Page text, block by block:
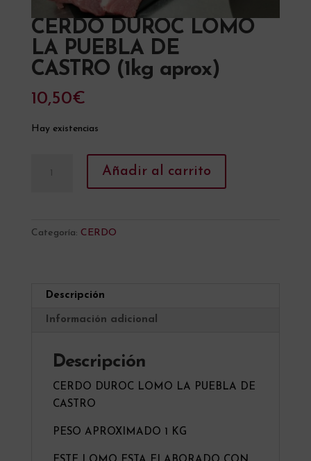
CERDO DUROC LOMO
LA PUEBLA DE
CASTRO (1kg aprox)
10,50€
Hay existencias
PUEBLA
cantidad
Añadir al carrito
Categoría: CERDO
Descripción
Información adicional
Descripción
CERDO DUROC LOMO LA PUEBLA DE
CASTRO
PESO APROXIMADO 1 KG